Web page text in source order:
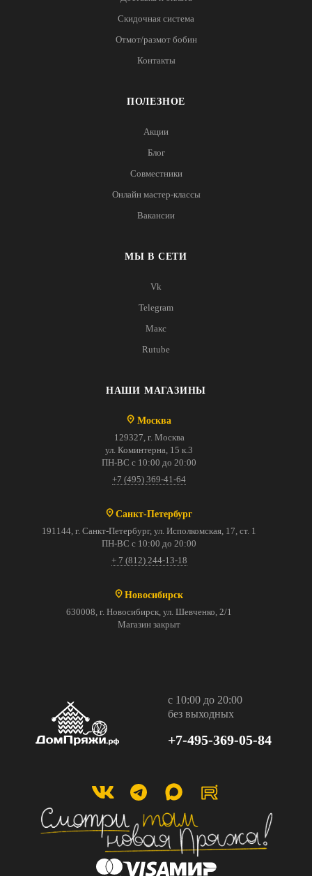
Скидочная система
Отмот/размот бобин
Контакты
ПОЛЕЗНОЕ
Акции
Блог
Совместники
Онлайн мастер-классы
Вакансии
МЫ В СЕТИ
Vk
Telegram
Макс
Rutube
НАШИ МАГАЗИНЫ
Москва
129327, г. Москва
ул. Коминтерна, 15 к.3
ПН-ВС с 10:00 до 20:00
+7 (495) 369-41-64
Санкт-Петербург
191144, г. Санкт-Петербург, ул. Исполкомская, 17, ст. 1
ПН-ВС с 10:00 до 20:00
+ 7 (812) 244-13-18
Новосибирск
630008, г. Новосибирск, ул. Шевченко, 2/1
Магазин закрыт
с 10:00 до 20:00
без выходных
+7-495-369-05-84